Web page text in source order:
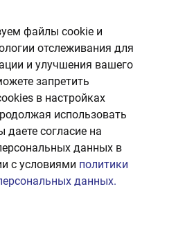
файлы cookie и
отслеживания для
и улучшения вашего
запретить
в настройках
использовать
даете согласие на
данных в
с условиями политики
данных.